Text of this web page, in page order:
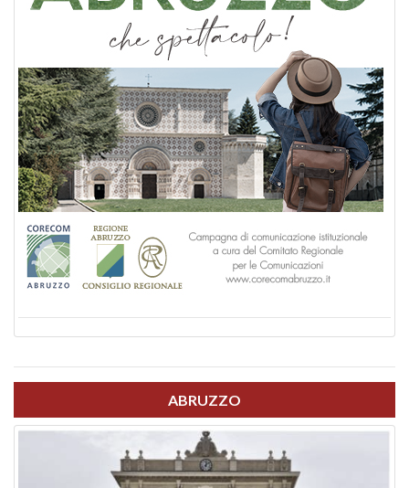
ABRUZZO